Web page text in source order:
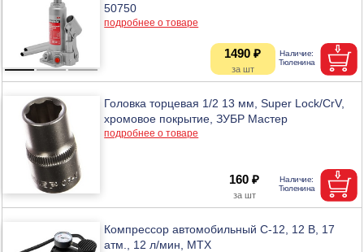
50750
подробнее о товаре
1490 ₽
Головка торцевая 1/2 13 мм, Super Lock/CrV,
хромовое покрытие, ЗУБР Мастер
подробнее о товаре
160 ₽
Компрессор автомобильный С-12, 12 В, 17
атм., 12 л/мин, MTX